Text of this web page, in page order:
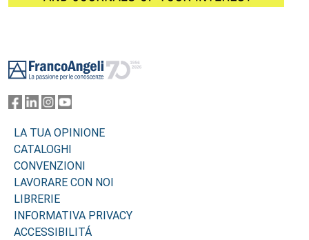
LA TUA OPINIONE
CATALOGHI
CONVENZIONI
LAVORARE CON NOI
LIBRERIE
INFORMATIVA PRIVACY
ACCESSIBILITÁ